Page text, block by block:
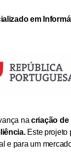
em
nacriação de
Este projeto
e para um